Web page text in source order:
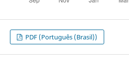
PDF (Português (Brasil))